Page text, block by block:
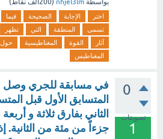
بواسطة nhjel3lm
(200ألف نقاط)
اختر الإجابة الصحيحة فيما
تسمى
المنطقة التي تظهر
آثار
القوة المغناطيسية
حول
المغناطيس
0
تصويتات
1
في مسابقة للجري وصل
المتسابق الأول قبل
الثاني بفارق ثلاثة و
جزءاً من مئة من الثانية.